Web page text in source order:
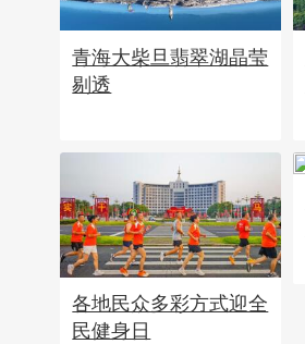
青海大柴旦翡翠湖晶莹
剔透
各地民众多彩方式迎全
民健身日